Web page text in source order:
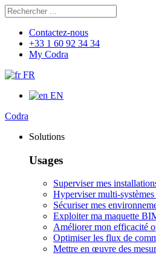
Rechercher
Contactez-nous
+33 1 60 92 34 34
My Codra
FR
EN
Codra
Solutions
Usages
Superviser mes
Hyperviser multi-
Sécuriser mes
Exploiter ma maquette
Améliorer mon efficacité
Optimiser les flux de
Mettre en œuvre des